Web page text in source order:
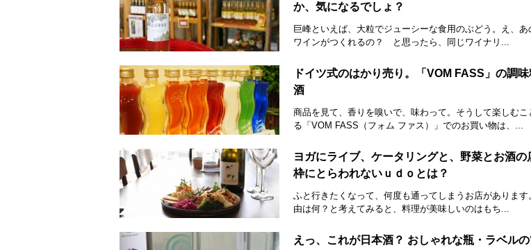
か、気になるでしょ？
巨峰といえば、大粒でジューシーな食用のぶどう。え、あ
ワインがつくれるの？ と思ったら、同じワイナリ...
ドイツ式のはかり売り。「VOM FASS」の調
酒
商品を見て、香りを嗅いで、味わって。そうして楽しむこ
る「VOM FASS（フォム ファス）」でのお買い物は、...
ヨガにライブ、ケータリングと、野菜とお酒の
枠にとらわれないｕｄｏとは？
ふと行きたくなって、何度も通ってしまうお店があります
由は何？と考えてみると、料理が美味しいのはもち...
えっ、これが日本酒？ おしゃれな瓶・ラベル